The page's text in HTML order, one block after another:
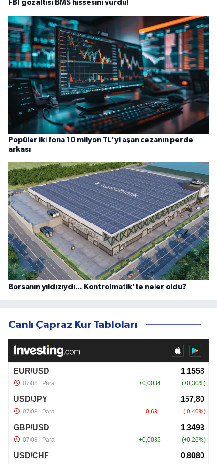
FBI gözaltısı BMS hissesini vurdu!
Popüler iki fona 10 milyon TL'yi aşan cezanın perde
arkası
Borsanın yıldızıydı... Kontrolmatik’te neler oldu?
Canlı Çapraz Kur Tabloları